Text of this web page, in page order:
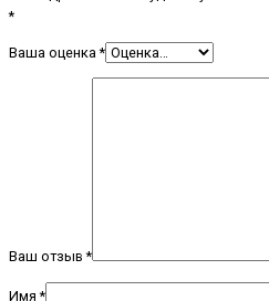
*
Ваша оценка*
Ваш отзыв*
Имя*